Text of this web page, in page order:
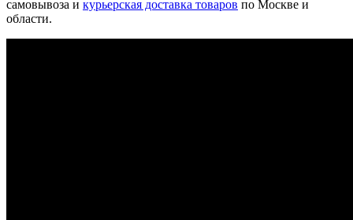
самовывоза и курьерская доставка товаров по Москве и
области.